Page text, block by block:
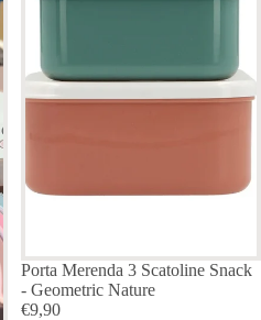
ESAURITO
Porta Merenda 3 Scatoline Snack
- Geometric Nature
€9,90